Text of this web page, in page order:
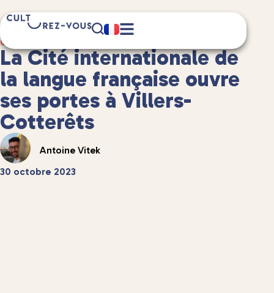
Culture
10 minute(s) de lecture
La Cité internationale de
la langue française ouvre
ses portes à Villers-
Cotterêts
Antoine Vitek
30 octobre 2023